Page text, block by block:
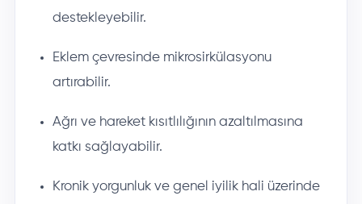
destekleyebilir.
Eklem çevresinde mikrosirkülasyonu
artırabilir.
Ağrı ve hareket kısıtlılığının azaltılmasına
katkı sağlayabilir.
Kronik yorgunluk ve genel iyilik hali üzerinde